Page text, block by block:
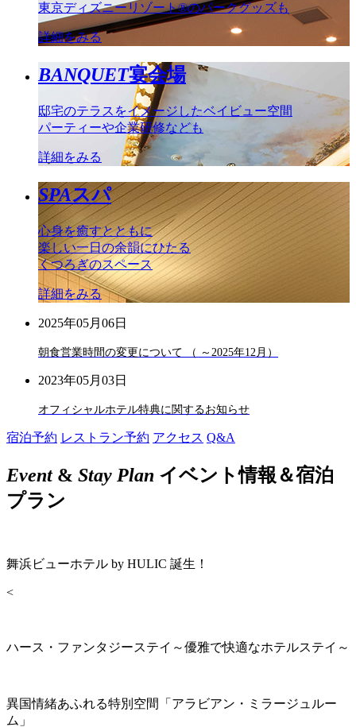
東京ディズニーリゾート®のパークグッズも
詳細をみる
BANQUET宴会場
邸宅のテラスをイメージしたベイビュー空間
パーティーや企業研修なども
詳細をみる
SPAスパ
心身を癒すとともに
楽しい一日の余韻にひたる
くつろぎのスペース
詳細をみる
2025年05月06日
朝食営業時間の変更について （ ～2025年12月）
2023年05月03日
オフィシャルホテル特典に関するお知らせ
宿泊予約 レストラン予約 アクセス Q&A
Event& Stay Plan イベント情報＆宿泊
プラン
舞浜ビューホテル by HULIC 誕生！
<
ハース・ファンタジーステイ～優雅で快適なホテルステイ～
異国情緒あふれる特別空間「アラビアン・ミラージュルー
ム」